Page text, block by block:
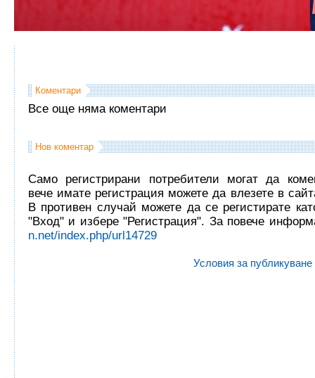
Коментари
Все още няма коментари
Нов коментар
Само регистрирани потребители могат да
вече имате регистрация можете да влезете в
В противен случай можете да се регистирате
"Вход" и избере "Регистрация". За повече
n.net/index.php/url14729
Условия за